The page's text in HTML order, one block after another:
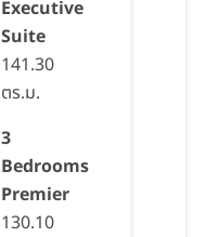
Executive
Suite
141.30
ตร.ม.
3
Bedrooms
Premier
130.10